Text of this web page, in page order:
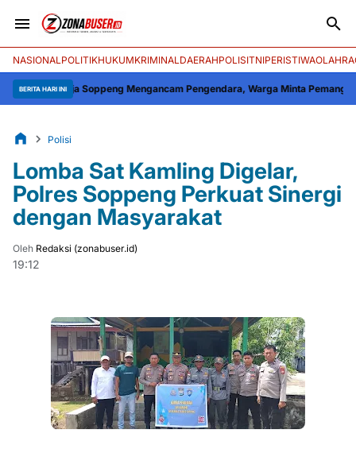
NASIONALPOLITIKHUKUMKRIMINALDAERAHPOLISITNIPERISTIWA
BERITA HARI INI
Soppeng Mengancam Pengendara, Warga Minta Pemangkasan Cepat
Polisi
Lomba Sat Kamling Digelar,
Polres Soppeng Perkuat Sinergi
dengan Masyarakat
Oleh Redaksi (zonabuser.id)
19:12